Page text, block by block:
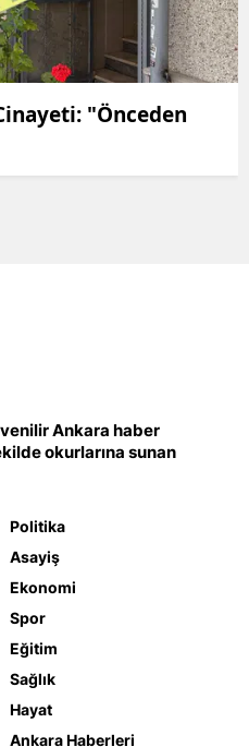
"Önceden
Ankara haber
okurlarına sunan
Politika
Asayiş
Ekonomi
Spor
Eğitim
Sağlık
Hayat
Ankara Haberleri